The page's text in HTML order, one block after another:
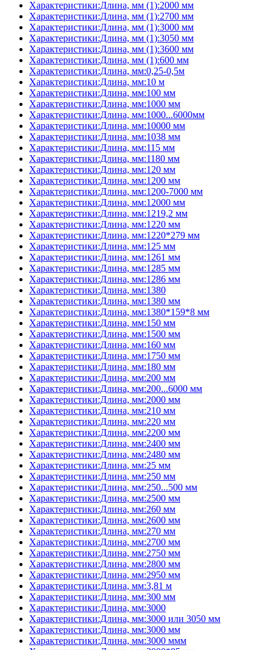
Характеристики:Длина, мм (1):2000 мм
Характеристики:Длина, мм (1):2700 мм
Характеристики:Длина, мм (1):3000 мм
Характеристики:Длина, мм (1):3050 мм
Характеристики:Длина, мм (1):3600 мм
Характеристики:Длина, мм (1):600 мм
Характеристики:Длина, мм:0,25-0,5м
Характеристики:Длина, мм:10 м
Характеристики:Длина, мм:100 мм
Характеристики:Длина, мм:1000 мм
Характеристики:Длина, мм:1000...6000мм
Характеристики:Длина, мм:10000 мм
Характеристики:Длина, мм:1038 мм
Характеристики:Длина, мм:115 мм
Характеристики:Длина, мм:1180 мм
Характеристики:Длина, мм:120 мм
Характеристики:Длина, мм:1200 мм
Характеристики:Длина, мм:1200-7000 мм
Характеристики:Длина, мм:12000 мм
Характеристики:Длина, мм:1219,2 мм
Характеристики:Длина, мм:1220 мм
Характеристики:Длина, мм:1220*279 мм
Характеристики:Длина, мм:125 мм
Характеристики:Длина, мм:1261 мм
Характеристики:Длина, мм:1285 мм
Характеристики:Длина, мм:1286 мм
Характеристики:Длина, мм:1380
Характеристики:Длина, мм:1380 мм
Характеристики:Длина, мм:1380*159*8 мм
Характеристики:Длина, мм:150 мм
Характеристики:Длина, мм:1500 мм
Характеристики:Длина, мм:160 мм
Характеристики:Длина, мм:1750 мм
Характеристики:Длина, мм:180 мм
Характеристики:Длина, мм:200 мм
Характеристики:Длина, мм:200...6000 мм
Характеристики:Длина, мм:2000 мм
Характеристики:Длина, мм:210 мм
Характеристики:Длина, мм:220 мм
Характеристики:Длина, мм:2200 мм
Характеристики:Длина, мм:2400 мм
Характеристики:Длина, мм:2480 мм
Характеристики:Длина, мм:25 мм
Характеристики:Длина, мм:250 мм
Характеристики:Длина, мм:250...500 мм
Характеристики:Длина, мм:2500 мм
Характеристики:Длина, мм:260 мм
Характеристики:Длина, мм:2600 мм
Характеристики:Длина, мм:270 мм
Характеристики:Длина, мм:2700 мм
Характеристики:Длина, мм:2750 мм
Характеристики:Длина, мм:2800 мм
Характеристики:Длина, мм:2950 мм
Характеристики:Длина, мм:3,81 м
Характеристики:Длина, мм:300 мм
Характеристики:Длина, мм:3000
Характеристики:Длина, мм:3000 или 3050 мм
Характеристики:Длина, мм:3000 мм
Характеристики:Длина, мм:3000 ммм